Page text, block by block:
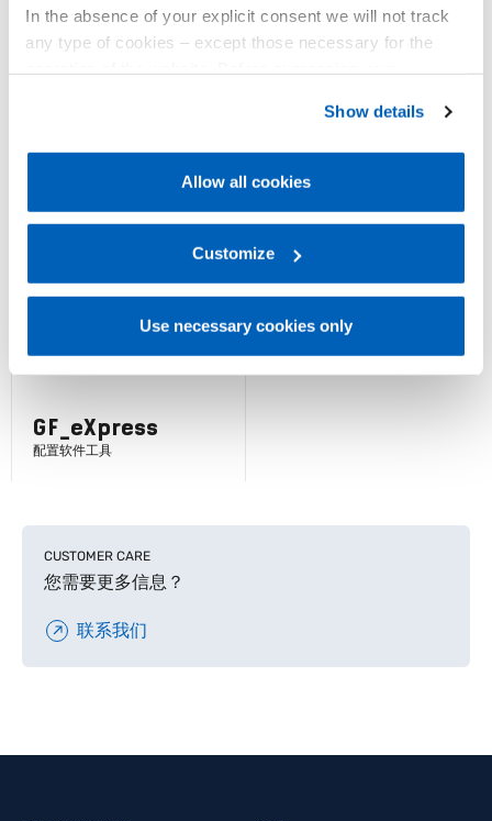
In the absence of your explicit consent we will not track
any type of cookies – except those necessary for the
Gefran - Cookie
policy.
regarding processing of personal data, at the following
Gefran - Privacy Policy.
Show details
Allow all cookies
Customize
Use necessary cookies only
GF_eXpress
配置软件工具
了解更多
CUSTOMER CARE
您需要更多信息？
联系我们